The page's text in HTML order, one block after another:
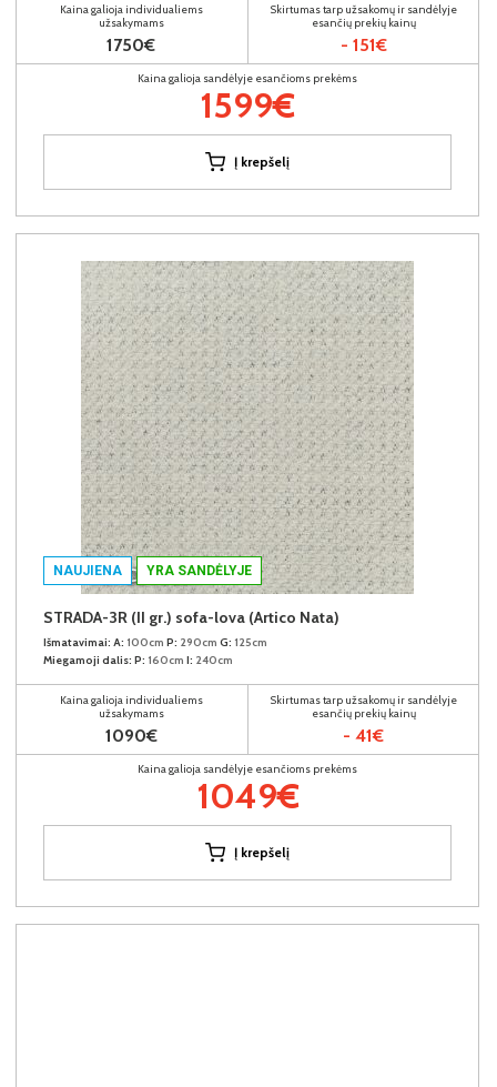
Kaina galioja individualiems
užsakymams
1750€
Skirtumas tarp užsakomų ir sandėlyje
esančių prekių kainų
- 151€
Kaina galioja sandėlyje esančioms prekėms
1599€
Į krepšelį
NAUJIENA YRA SANDĖLYJE
STRADA-3R (II gr.) sofa-lova (Artico Nata)
Išmatavimai: A: 100cm P: 290cm G: 125cm
Miegamoji dalis: P: 160cm I: 240cm
Kaina galioja individualiems
užsakymams
1090€
Skirtumas tarp užsakomų ir sandėlyje
esančių prekių kainų
- 41€
Kaina galioja sandėlyje esančioms prekėms
1049€
Į krepšelį